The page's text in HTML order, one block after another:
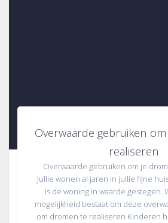
Overwaarde gebruiken
realiseren
Overwaarde gebruiken om je
Jullie wonen al jaren in jullie fijne
is de woning in waarde gestegen.
mogelijkheid bestaat om deze
om dromen te realiseren Kinderen